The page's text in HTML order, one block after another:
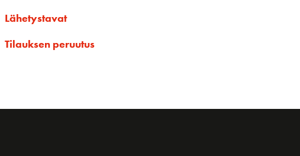
Lähetystavat
Tilauksen peruutus